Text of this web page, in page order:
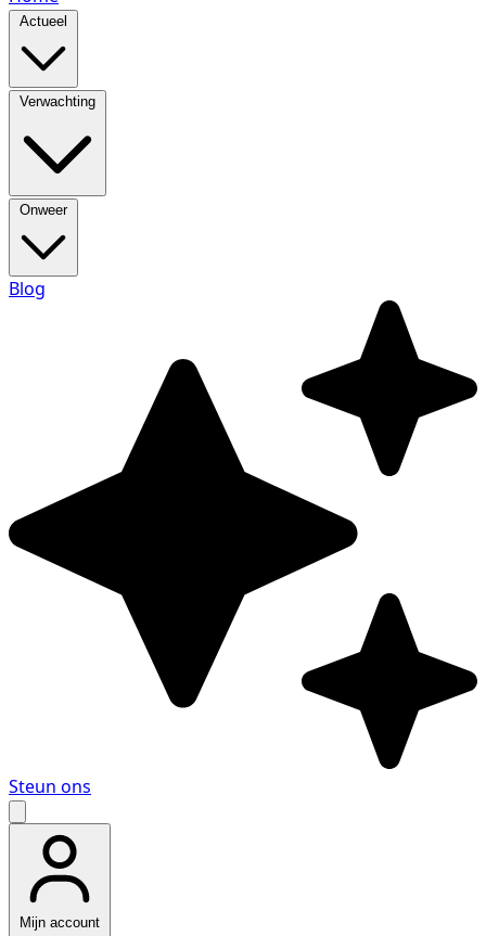
Actueel
Verwachting
Onweer
Blog
Steun ons
Mijn account